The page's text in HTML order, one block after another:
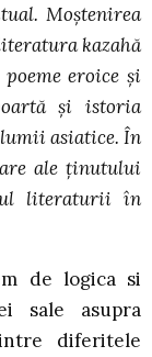
Moștenirea
kazahă
eroice și
și istoria
asiatice. În
ale ținutului
literaturii în
de logica si
sale asupra
diferitele